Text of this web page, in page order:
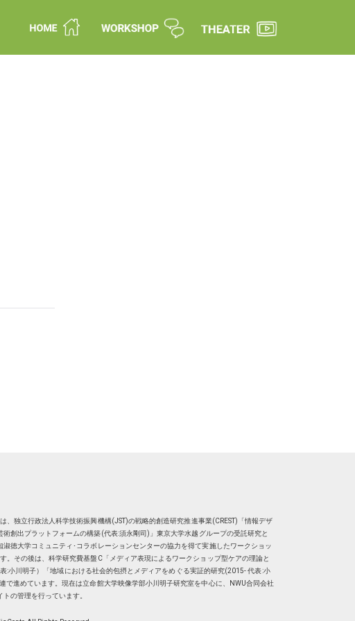
、独立行政法人科学技術振興機構(JST)の戦略的創造研究推進事業(CREST)「情報デザ
術創出プラットフォームの構築(代表:須永剛司)」東京大学水越グループの受託研究と
淑徳大学コミュニティ･コラボレーションセンターの協力を得て実施したワークショッ
。その後は、科学研究費基盤C「メディア表現によるワークショップ型ケアの理論と
:小川明子）「地域における社会的包摂とメディアをめぐる実証的研究(2015- 代表:小
で進めています。現在は立命館大学映像学部小川明子研究室を中心に、
NWU合同会社
の管理を行っています。